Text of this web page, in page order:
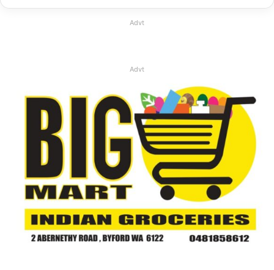
Advt
Advt